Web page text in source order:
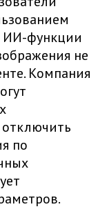
ИИ-функции
не
Компания
по